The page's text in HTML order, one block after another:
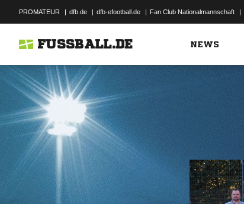
PROMATEUR | dfb.de | dfb-efootball.de | Fan Club Nationalmannschaft |
FUSSBALL.DE NEWS